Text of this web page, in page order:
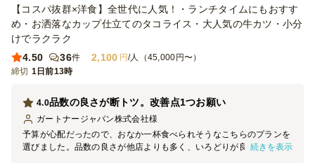
【コスパ抜群×洋食】全世代に人気！・ランチタイムにもおすす
め・お洒落なカップ仕立てのタコライス・大人気の牛カツ・小分
けでラクラク
4.50
36件 2,100 円/人（45,000円〜）
締切 1日前13時
品数の良さが断トツ。改善点1つお願い
4.0
ガートナージャパン株式会社様
予算が心配だったので、おなか一杯食べられそうなこちらのプランを
選びました。品数の良さが他店よりも多く、いろどりが良い点で、男
続きを表示